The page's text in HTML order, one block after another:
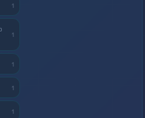
1
1
1
1
1